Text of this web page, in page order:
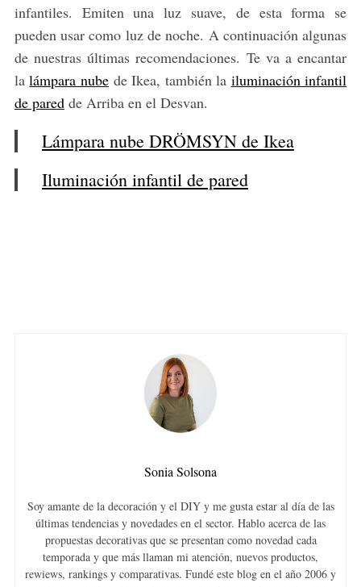
infantiles. Emiten una luz suave, de esta forma se
pueden usar como luz de noche. A continuación algunas
de nuestras últimas recomendaciones. Te va a encantar
lalámpara nubede Ikea, también la iluminación infantil
de paredde Arriba en el Desvan.
Lámpara nube DRÖMSYN de Ikea
Iluminación infantil de pared
Sonia Solsona
Soy amante de la decoración y el DIY y me gusta estar al día de las
últimas tendencias y novedades en el sector. Hablo acerca de las
propuestas decorativas que se presentan como novedad cada
temporada y que más llaman mi atención, nuevos productos,
rewiews, rankings y comparativas. Fundé este blog en el año 2006 y